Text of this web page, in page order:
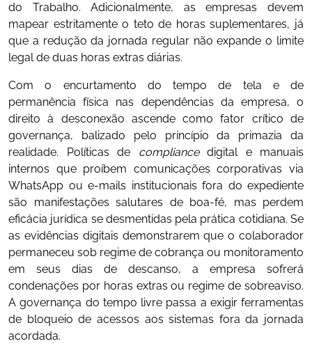
do Trabalho. Adicionalmente, as empresas devem
mapear estritamente o teto de horas suplementares, já
que a redução da jornada regular não expande o limite
legal de duas horas extras diárias.
Com o encurtamento do tempo de tela e de
permanência física nas dependências da empresa, o
direito à desconexão ascende como fator crítico de
governança, balizado pelo princípio da primazia da
realidade. Políticas de compliancedigital e manuais
internos que proíbem comunicações corporativas via
WhatsApp ou e-mails institucionais fora do expediente
são manifestações salutares de boa-fé, mas perdem
eficácia jurídica se desmentidas pela prática cotidiana. Se
as evidências digitais demonstrarem que o colaborador
permaneceu sob regime de cobrança ou monitoramento
em seus dias de descanso, a empresa sofrerá
condenações por horas extras ou regime de sobreaviso.
A governança do tempo livre passa a exigir ferramentas
de bloqueio de acessos aos sistemas fora da jornada
acordada.